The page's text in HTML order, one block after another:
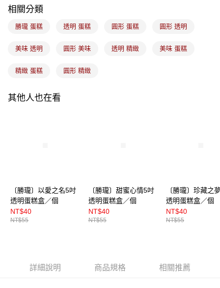
相關分類
勝瓏 蛋糕 透明 蛋糕 圓形 蛋糕 圓形 透明
美味 透明 圓形 美味 透明 精緻 美味 蛋糕
精緻 蛋糕 圓形 精緻
其他人也在看
〔勝瓏〕以愛之名5吋
透明蛋糕盒／個
NT$40
NT$55
〔勝瓏〕甜蜜心情5吋
透明蛋糕盒／個
NT$40
NT$55
〔勝瓏〕珍藏之
透明蛋糕盒／個
NT$40
NT$55
詳細說明 商品規格 相關推薦